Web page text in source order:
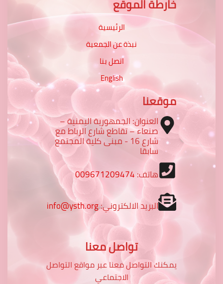
خارطة الموقع
الرئيسية
نبذة عن الجمعية
اتصل بنا
English
موقعنا
العنوان: الجمهورية اليمنية –
صنعاء – تقاطع شارع الرباط مع
شارع 16 - مبنى كلية المجتمع
سابقا
هاتف:009671209474
البريد الالكتروني:info@ysth.org
تواصل معنا
يمكنك التواصل معنا عبر مواقع التواصل
الاجتماعي